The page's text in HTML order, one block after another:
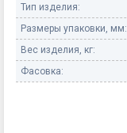
Тип изделия:
Размеры упаковки, мм:
Вес изделия, кг:
Фасовка: